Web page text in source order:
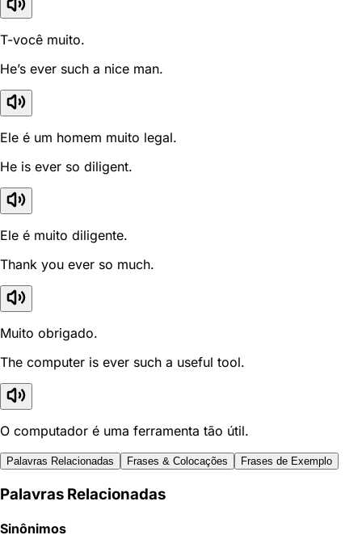
T-você muito.
He’s ever such a nice man.
Ele é um homem muito legal.
He is ever so diligent.
Ele é muito diligente.
Thank you ever so much.
Muito obrigado.
The computer is ever such a useful tool.
O computador é uma ferramenta tão útil.
Palavras Relacionadas Frases & Colocações Frases de Exemplo
Palavras Relacionadas
Sinônimos